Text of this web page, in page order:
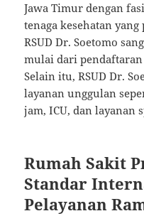
Jawa Timur dengan
tenaga kesehatan
RSUD Dr. Soetomo
mulai dari
Selain itu, RSUD Dr.
layanan unggulan
jam, ICU, dan layanan
Rumah Sakit
Standar
Pelayanan